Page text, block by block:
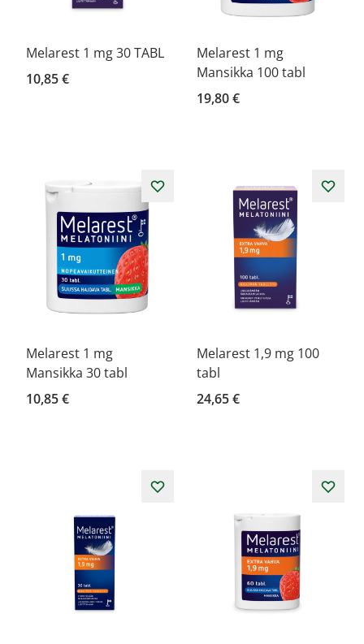
Melarest 1 mg 30 TABL
10,85 €
Melarest 1 mg
Mansikka 100 tabl
19,80 €
Melarest 1 mg
Mansikka 30 tabl
10,85 €
Melarest 1,9 mg 100
tabl
24,65 €